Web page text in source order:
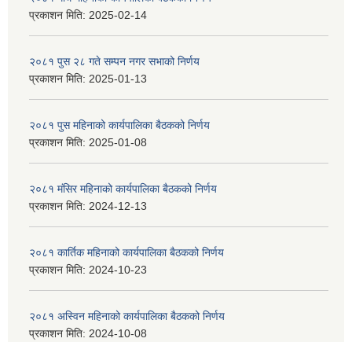
प्रकाशन मिति: 2025-02-14
२०८१ पुस २८ गते सम्प‍न नगर सभाको निर्णय
प्रकाशन मिति: 2025-01-13
२०८१ पुस महिनाको कार्यपालिका बैठकको निर्णय
प्रकाशन मिति: 2025-01-08
२०८१ मंसिर महिनाको कार्यपालिका बैठकको निर्णय
प्रकाशन मिति: 2024-12-13
२०८१ कार्तिक महिनाको कार्यपालिका बैठकको निर्णय
प्रकाशन मिति: 2024-10-23
२०८१ अस्विन महिनाको कार्यपालिका बैठकको निर्णय
प्रकाशन मिति: 2024-10-08